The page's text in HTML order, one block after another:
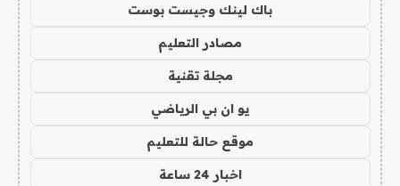
باك لينك وجيست بوست
مصادر التعليم
مجلة تقنية
يو ان بي الرياضي
موقع حالة للتعليم
اخبار 24 ساعة